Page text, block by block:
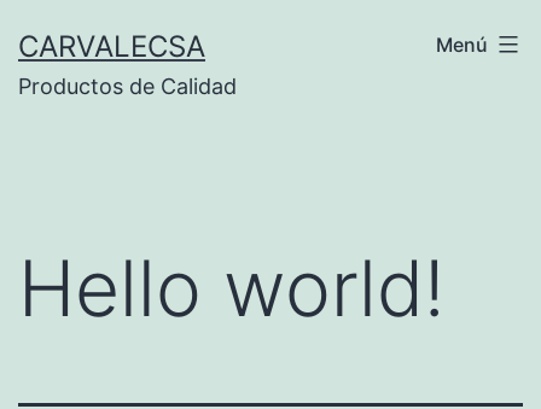
contenido
CARVALECSA
Productos de Calidad
Menú
Hello world!